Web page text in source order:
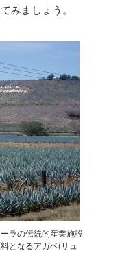
みましょう。
ラの伝統的産業施設
となるアガベ(リュ